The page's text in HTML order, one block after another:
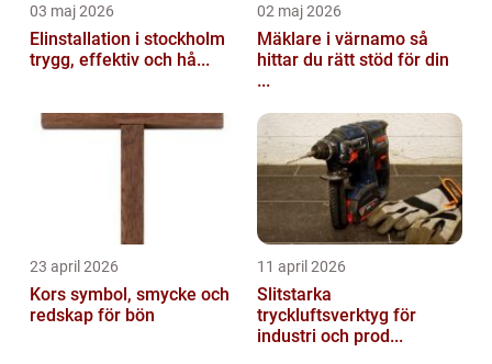
03 maj 2026
Elinstallation i stockholm
trygg, effektiv och hå...
02 maj 2026
Mäklare i värnamo så
hittar du rätt stöd för din
...
23 april 2026
Kors symbol, smycke och
redskap för bön
11 april 2026
Slitstarka
tryckluftsverktyg för
industri och prod...